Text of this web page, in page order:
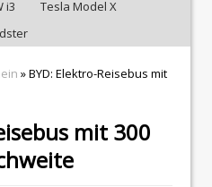
i3
Tesla Model X
» BYD: Elektro-Reisebus mit
mit 300